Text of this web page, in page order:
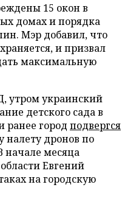
15 окон в
домах и порядка
Мэр добавил, что
и призвал
максимальную
утром украинский
детского сада в
ранее город подвергся
налету дронов по
начале месяца
Евгений
на городскую